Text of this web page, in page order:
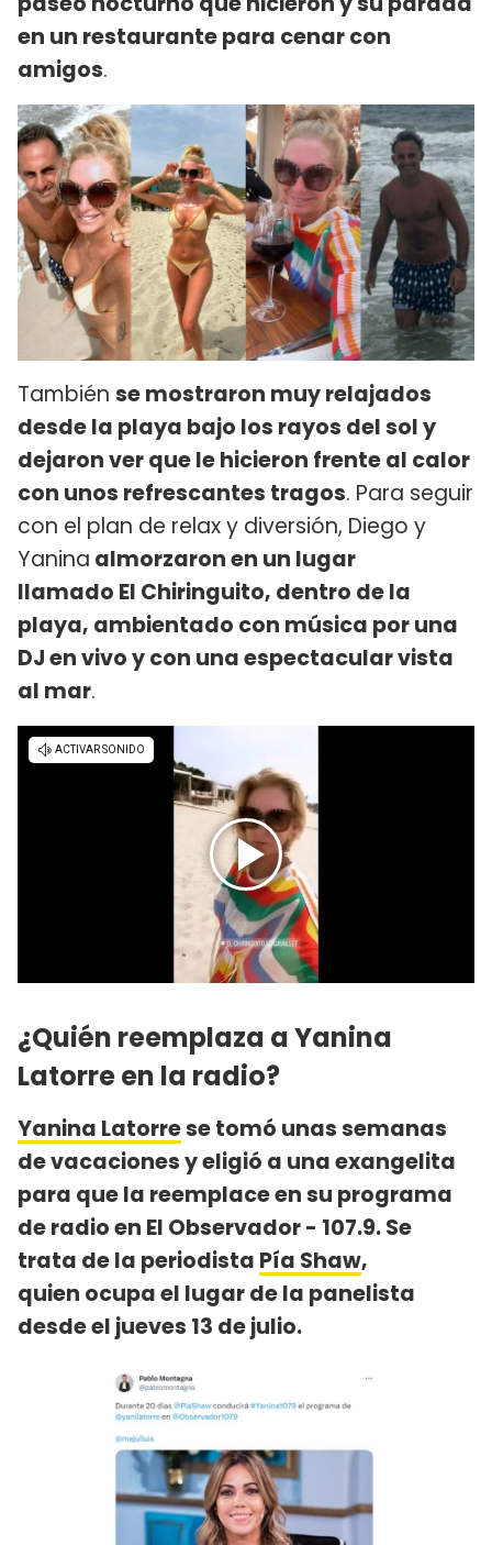
en un restaurante para cenar con
amigos.
También se mostraron muy relajados
desde la playa bajo los rayos del sol y
dejaron ver que le hicieron frente al calor
con unos refrescantes tragos. Para seguir
con el plan de relax y diversión, Diego y
Yanina almorzaron en un lugar
llamado El Chiringuito, dentro de la
playa, ambientado con música por una
DJ en vivo y con una espectacular vista
al mar.
¿Quién reemplaza a Yanina
Latorre en la radio?
Yanina Latorrese tomó unas semanas
de vacaciones y eligió a una exangelita
para que la reemplace en su programa
de radio en El Observador - 107.9. Se
trata de la periodista Pía Shaw,
quien ocupa el lugar de la panelista
desde el jueves 13 de julio.